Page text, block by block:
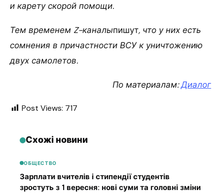
и карету скорой помощи.
Тем временем Z-каналыпишут, что у них есть
сомнения в причастности ВСУ к уничтожению
двух самолетов.
По материалам:Диалог
Post Views: 717
Схожі новини
ОБЩЕСТВО
Зарплати вчителів і стипендії студентів
зростуть з 1 вересня: нові суми та головні зміни